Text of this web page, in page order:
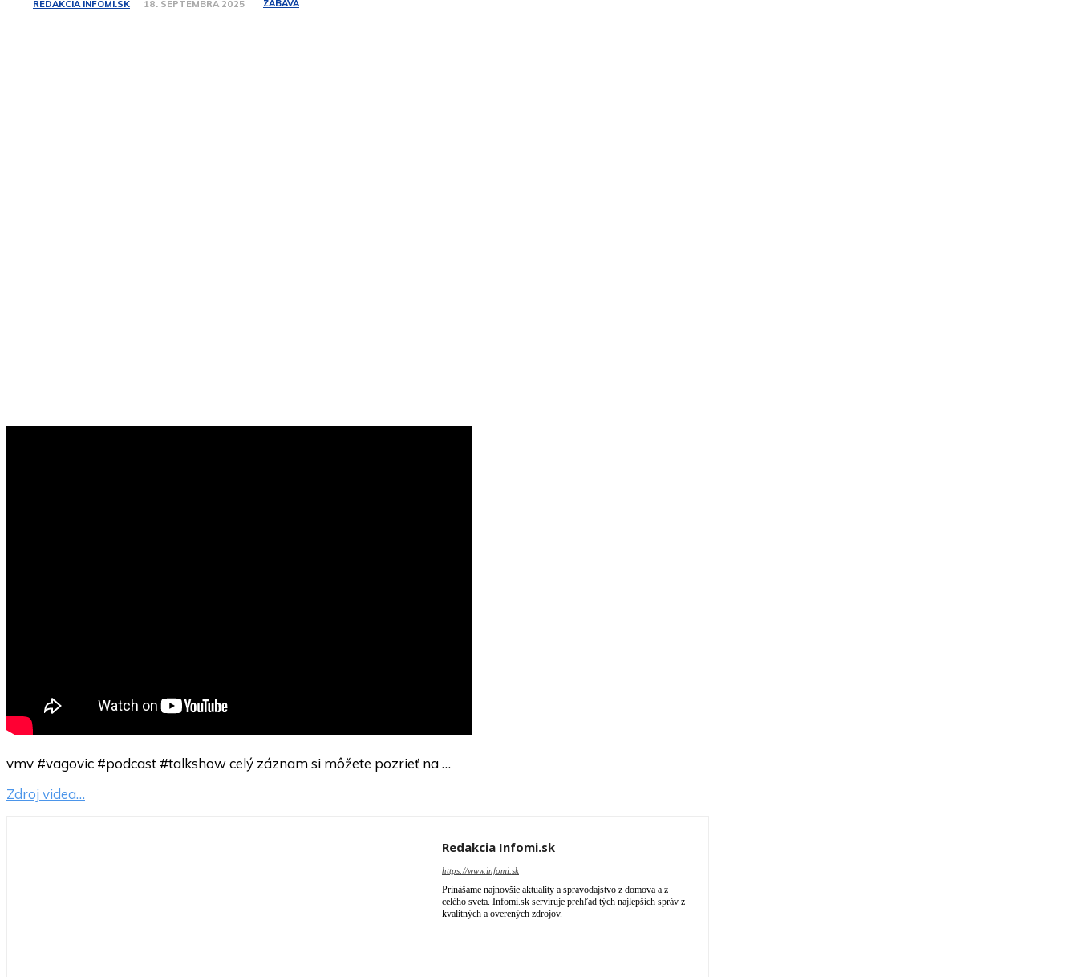
REDAKCIA INFOMI.SK 18. SEPTEMBRA 2025 ZÁBAVA
vmv #vagovic #podcast #talkshow celý záznam si môžete pozrieť na …
Zdroj videa…
Redakcia Infomi.sk
https://www.infomi.sk
Prinášame najnovšie aktuality a spravodajstvo z domova a z
celého sveta. Infomi.sk servíruje prehľad tých najlepších správ z
kvalitných a overených zdrojov.